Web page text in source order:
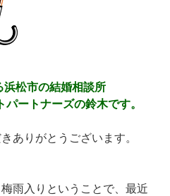
松市の結婚相談所
ートナーズの鈴木です。
ありがとうございます。
雨入りということで、最近